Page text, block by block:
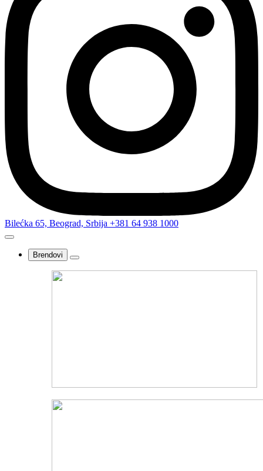
Bilećka 65, Beograd, Srbija +381 64 938 1000
Brendovi